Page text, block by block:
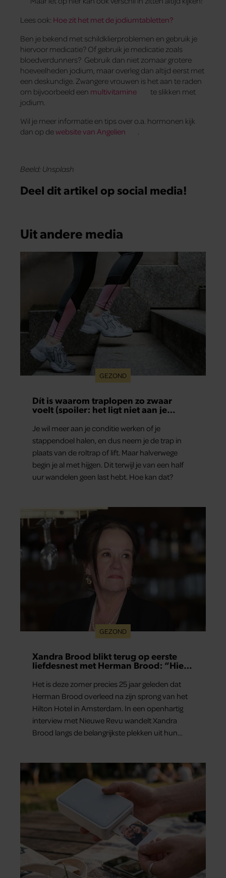
Lees ook: Hoe zit het met de jodiumtabletten?
Ben je bekend met schildklierproblemen en gebruik je
hiervoor medicatie? Of gebruik je medicatie zoals
bloedverdunners? Gebruik dan niet zomaar grotere
hoeveelheden jodium, maar overleg dan altijd eerst met
een deskundige. Zwangere vrouwen is het aan te raden
om bijvoorbeeld een multivitamine
te slikken met
jodium.
Wil je meer informatie en tips over o.a. hormonen kijk
dan op de website van Angelien
Beeld: Unsplash
Deel dit artikel op social media!
Uit andere media
GEZOND
Dít is waarom traplopen zo zwaar
voelt (spoiler: het ligt niet aan je
Je wil meer aan je conditie werken of je
stappendoel halen, en dus neem je de trap in
plaats van de roltrap of lift. Maar halverwege
begin je al met hijgen. Dit terwijl je van een half
uur wandelen geen last hebt. Hoe kan dat?
GEZOND
Xandra Brood blikt terug op eerste
liefdesnest met Herman Brood: “Hier
Het is deze zomer precies 25 jaar geleden dat
Herman Brood overleed na zijn sprong van het
Hilton Hotel in Amsterdam. In een openhartig
interview met Nieuwe Revu wandelt Xandra
Brood langs de belangrijkste plekken uit hun
aan herinneringen op. Daar begon hun leven
samen en werd dochter Lola geboren.